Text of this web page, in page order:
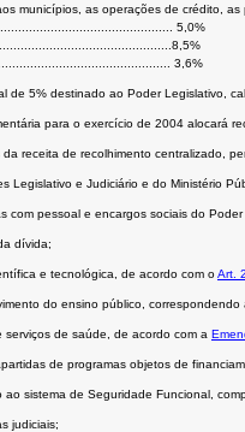
municípios, as operações de crédito,
5,0%
3,6%
de 5% destinado ao Poder Legislativo,
para o exercício de 2004 alocará
receita de recolhimento centralizado,
Legislativo e Judiciário e do Ministério
com pessoal e encargos sociais do Poder
dívida;
e tecnológica, de acordo com oArt.
do ensino público,
de saúde, de acordo com a
de programas objetos de
sistema de Seguridade Funcional,
judiciais;